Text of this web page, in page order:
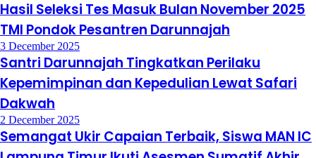
Hasil Seleksi Tes Masuk Bulan November 2025
TMI Pondok Pesantren Darunnajah
3 December 2025
Santri Darunnajah Tingkatkan Perilaku
Kepemimpinan dan Kepedulian Lewat Safari
Dakwah
2 December 2025
Semangat Ukir Capaian Terbaik, Siswa MAN IC